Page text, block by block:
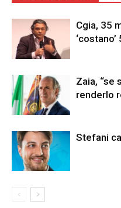
Cgia, 35
Zaia, “se
renderlo
Stefani